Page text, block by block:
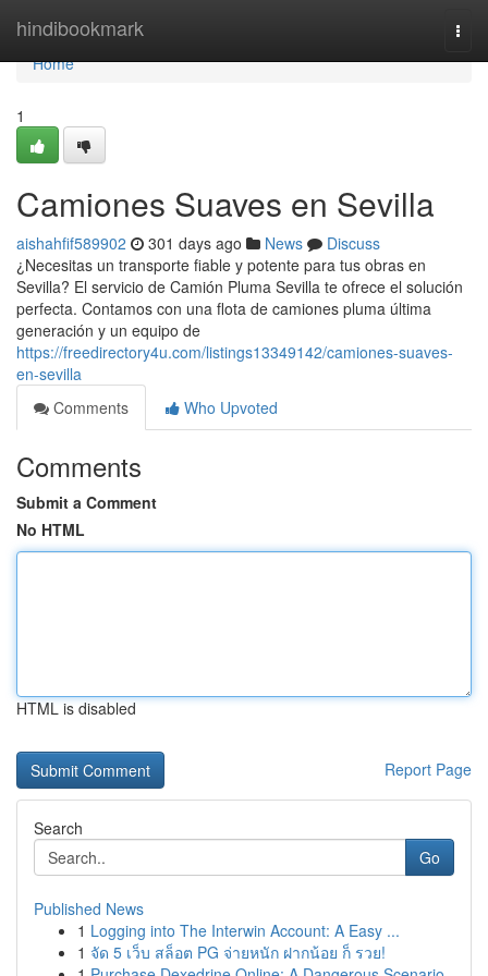
hindibookmark
Home
Home
1
Camiones Suaves en Sevilla
aishahfif589902 301 days ago News
Discuss
¿Necesitas un transporte fiable y potente para tus obras en
Sevilla? El servicio de Camión Pluma Sevilla te ofrece el solución
perfecta. Contamos con una flota de camiones pluma última
generación y un equipo de
https://freedirectory4u.com/listings13349142/camiones-suaves-
en-sevilla
Comments
Who Upvoted
Comments
Submit a Comment
No HTML
HTML is disabled
Report Page
Search
Go
Published News
1 Logging into The Interwin Account: A Easy ...
1 จัด 5 เว็บ สล็อต PG จ่ายหนัก ฝากน้อย ก็ รวย!